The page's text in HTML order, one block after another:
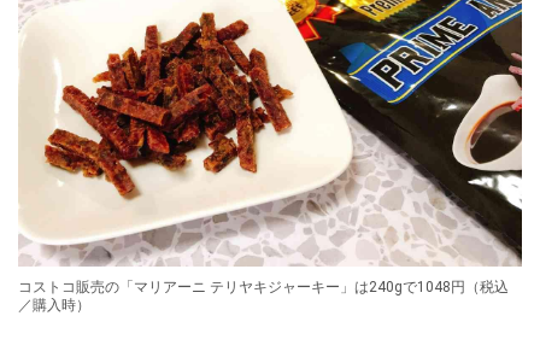
コストコ販売の「マリアーニ テリヤキジャーキー」は240gで1048円（税込
／購入時）